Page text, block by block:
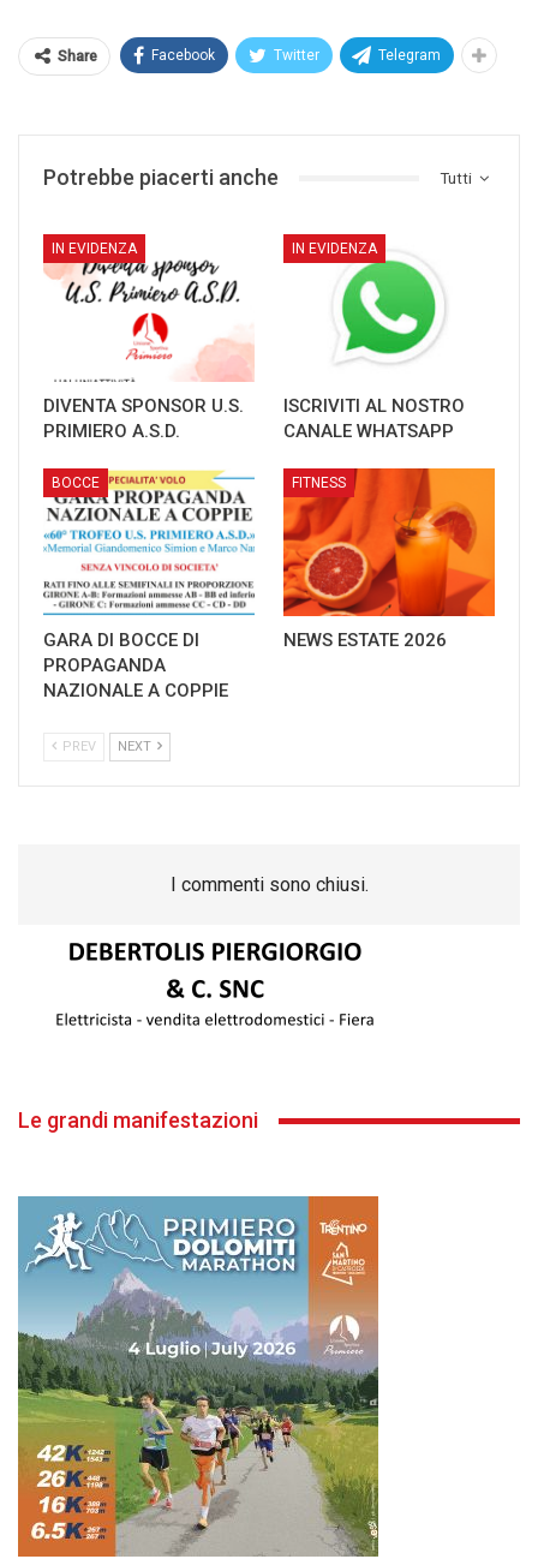
Share Facebook Twitter Telegram
Tutti
Potrebbe piacerti anche
IN EVIDENZA
DIVENTA SPONSOR U.S.
PRIMIERO A.S.D.
IN EVIDENZA
ISCRIVITI AL NOSTRO
CANALE WHATSAPP
BOCCE
GARA DI BOCCE DI
PROPAGANDA
NAZIONALE A COPPIE
FITNESS
NEWS ESTATE 2026
PREV NEXT
I commenti sono chiusi.
Le grandi manifestazioni